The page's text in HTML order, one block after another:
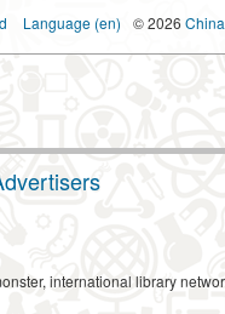
Language (en) © 2026
international library